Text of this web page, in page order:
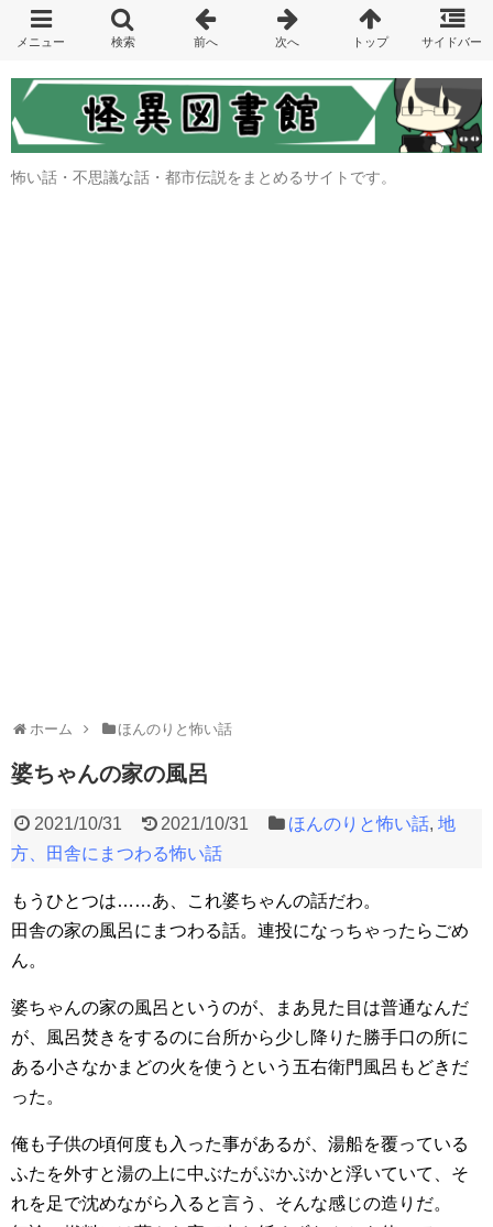
怖い話・不思議な話・都市伝説をまとめるサイトです。
ホーム ほんのりと怖い話
婆ちゃんの家の風呂
2021/10/31 2021/10/31 ほんのりと怖い話,地
方、田舎にまつわる怖い話
もうひとつは……あ、これ婆ちゃんの話だわ。
田舎の家の風呂にまつわる話。連投になっちゃったらごめ
ん。
婆ちゃんの家の風呂というのが、まあ見た目は普通なんだ
が、風呂焚きをするのに台所から少し降りた勝手口の所に
ある小さなかまどの火を使うという五右衛門風呂もどきだ
った。
俺も子供の頃何度も入った事があるが、湯船を覆っている
ふたを外すと湯の上に中ぶたがぷかぷかと浮いていて、そ
れを足で沈めながら入ると言う、そんな感じの造りだ。